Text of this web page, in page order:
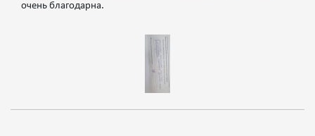
очень благодарна.